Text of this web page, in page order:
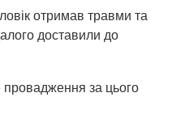
отримав травми та
доставили до
провадження за цього